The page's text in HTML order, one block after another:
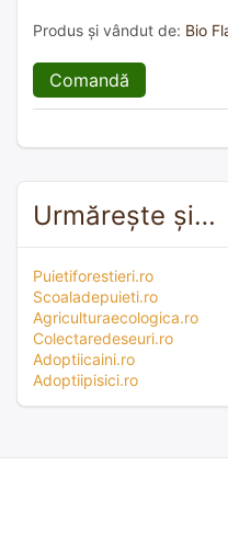
Produs și vândut de: Bio
Comandă
Urmărește și…
Puietiforestieri.ro
Scoaladepuieti.ro
Agriculturaecologica.ro
Colectaredeseuri.ro
Adoptiicaini.ro
Adoptiipisici.ro